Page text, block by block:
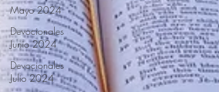
Mayo 2024
Devocionales
Junio 2024
Devocionales
Julio 2024